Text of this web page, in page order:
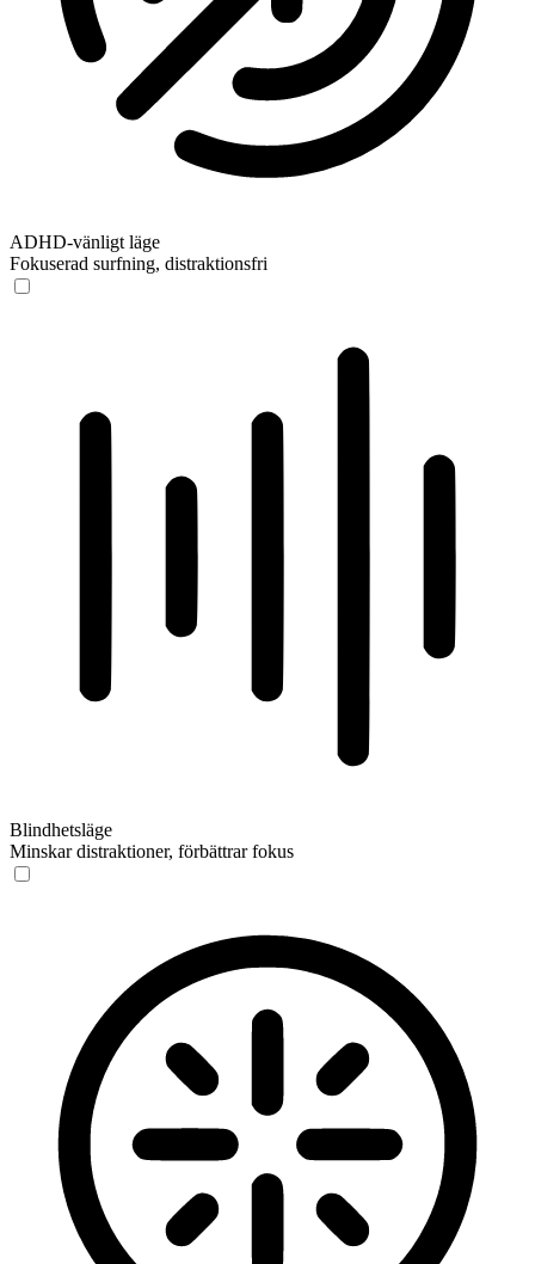
ADHD-vänligt läge
Fokuserad surfning, distraktionsfri
Blindhetsläge
Minskar distraktioner, förbättrar fokus